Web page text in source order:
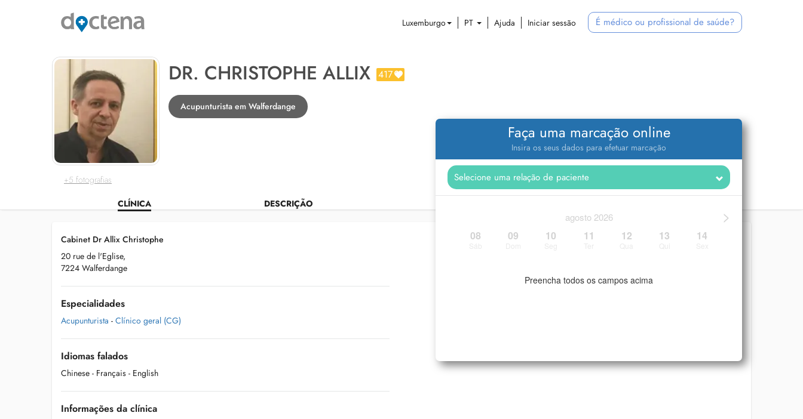
Luxemburgo PT Ajuda Iniciar sessão É médico ou profissional de saúde?
+5 fotografias
DR. CHRISTOPHE ALLIX 417
Acupunturista em Walferdange
CLÍNICA DESCRIÇÃO
Faça uma marcação online
Insira os seus dados para efetuar marcação
>
agosto 2026
08 09 10 11 12 13 14
Preencha todos os campos acima
Cabinet Dr Allix Christophe
20 rue de l'Eglise,
7224 Walferdange
Especialidades
Acupunturista - Clínico geral (CG)
Idiomas falados
Chinese - Français - English
Informações da clínica